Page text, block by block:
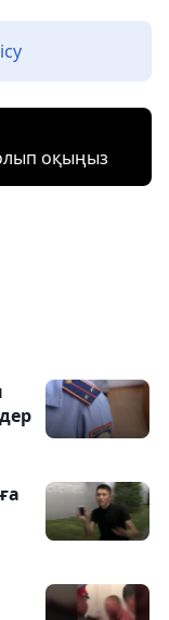
оқыңыз